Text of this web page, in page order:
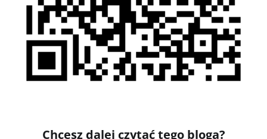
Chcesz dalej czytać tego bloga?